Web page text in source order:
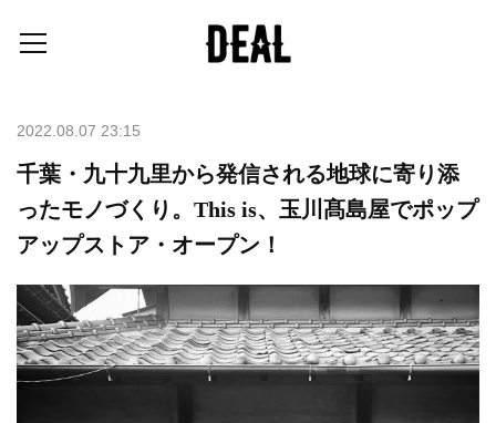
2022.08.07 23:15
千葉・九十九里から発信される地球に寄り添
ったモノづくり。This is、玉川髙島屋でポップ
アップストア・オープン！